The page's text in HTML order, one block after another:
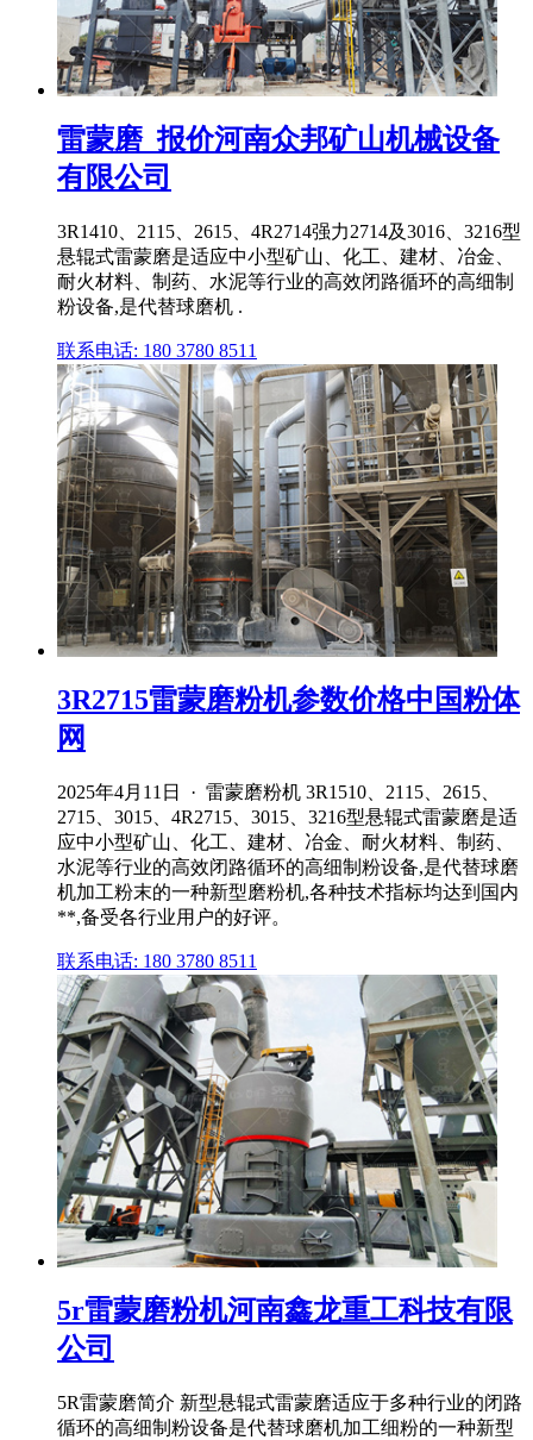
雷蒙磨_报价河南众邦矿山机械设备
有限公司
3R1410、2115、2615、4R2714强力2714及3016、3216型
悬辊式雷蒙磨是适应中小型矿山、化工、建材、冶金、
耐火材料、制药、水泥等行业的高效闭路循环的高细制
粉设备,是代替球磨机 .
联系电话: 180 3780 8511
3R2715雷蒙磨粉机参数价格中国粉体
网
2025年4月11日 · 雷蒙磨粉机 3R1510、2115、2615、
2715、3015、4R2715、3015、3216型悬辊式雷蒙磨是适
应中小型矿山、化工、建材、冶金、耐火材料、制药、
水泥等行业的高效闭路循环的高细制粉设备,是代替球磨
机加工粉末的一种新型磨粉机,各种技术指标均达到国内
**,备受各行业用户的好评。
联系电话: 180 3780 8511
5r雷蒙磨粉机河南鑫龙重工科技有限
公司
5R雷蒙磨简介 新型悬辊式雷蒙磨适应于多种行业的闭路
循环的高细制粉设备是代替球磨机加工细粉的一种新型